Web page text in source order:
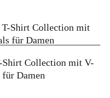
Shirt Collection mit V-
für Damen